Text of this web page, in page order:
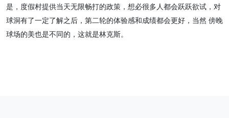
是，度假村提供当天无限畅打的政策，想必很多人都会跃跃欲试，对
球洞有了一定了解之后，第二轮的体验感和成绩都会更好，当然 傍晚
球场的美也是不同的，这就是林克斯。